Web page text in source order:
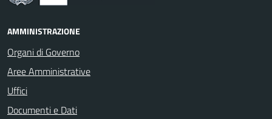
AMMINISTRAZIONE
Organi di Governo
Aree Amministrative
Uffici
Documenti e Dati